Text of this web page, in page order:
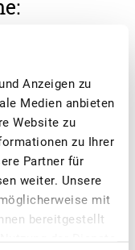
Anzeigen zu
Medien anbieten
Website zu
zu Ihrer
Partner für
weiter. Unsere
mit
bereitgestellt